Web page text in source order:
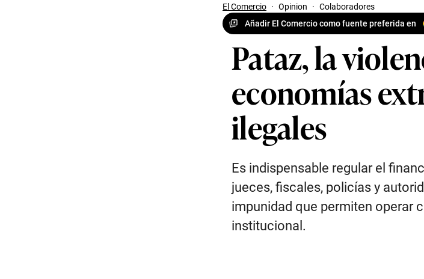
El Comercio · Opinion · Colaboradores
Añadir El Comercio como fuente preferida en
Pataz, la
economías
ilegales
Es indispensable regular el
jueces, fiscales, policías y
impunidad que permiten operar
institucional.